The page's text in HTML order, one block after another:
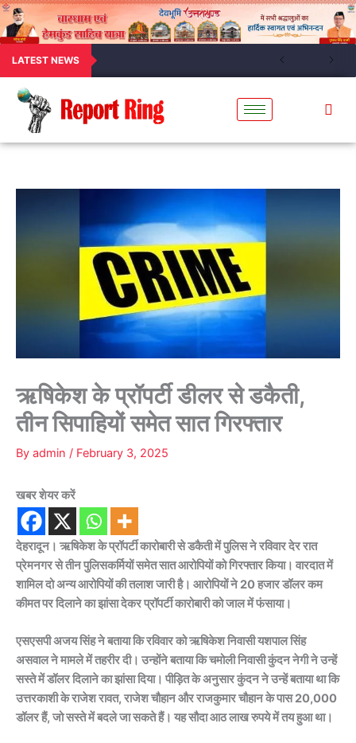
LATEST NEWS
ऋषिकेश के प्रॉपर्टी डीलर से डकैती,
तीन सिपाहियों समेत सात गिरफ्तार
By admin / February 3, 2025
खबर शेयर करें
देहरादून। ऋषिकेश के प्रॉपर्टी कारोबारी से डकैती में पुलिस ने रविवार देर रात
प्रेमनगर से तीन पुलिसकर्मियों समेत सात आरोपियों को गिरफ्तार किया। वारदात में
शामिल दो अन्य आरोपियों की तलाश जारी है। आरोपियों ने 20 हजार डॉलर कम
कीमत पर दिलाने का झांसा देकर प्रॉपर्टी कारोबारी को जाल में फंसाया।
एसएसपी अजय सिंह ने बताया कि रविवार को ऋषिकेश निवासी यशपाल सिंह
असवाल ने मामले में तहरीर दी। उन्होंने बताया कि चमोली निवासी कुंदन नेगी ने उन्हें
सस्ते में डॉलर दिलाने का झांसा दिया। पीड़ित के अनुसार कुंदन ने उन्हें बताया था कि
उत्तरकाशी के राजेश रावत, राजेश चौहान और राजकुमार चौहान के पास 20,000
डॉलर हैं, जो सस्ते में बदले जा सकते हैं। यह सौदा आठ लाख रुपये में तय हुआ था।